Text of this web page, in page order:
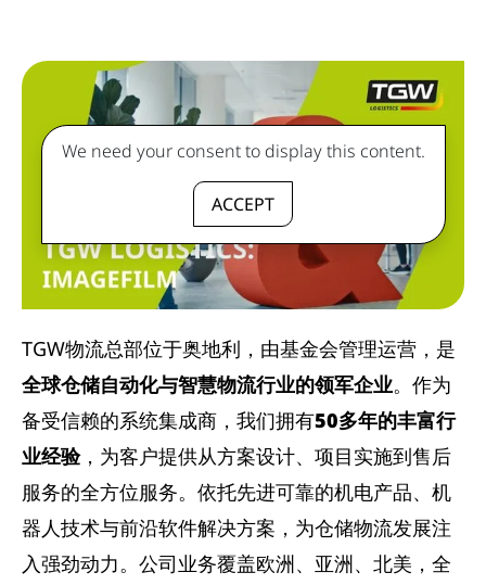
We need your consent to display this content.
ACCEPT
TGW物流总部位于奥地利，由基金会管理运营，是
全球仓储自动化与智慧物流行业的领军企业。作为
备受信赖的系统集成商，我们拥有50多年的丰富行
业经验，为客户提供从方案设计、项目实施到售后
服务的全方位服务。依托先进可靠的机电产品、机
器人技术与前沿软件解决方案，为仓储物流发展注
入强劲动力。公司业务覆盖欧洲、亚洲、北美，全